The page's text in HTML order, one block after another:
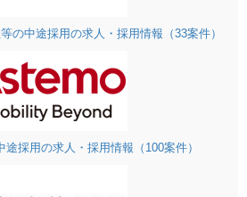
中途採用の求人・採用情報（33案件）
採用の求人・採用情報（100案件）